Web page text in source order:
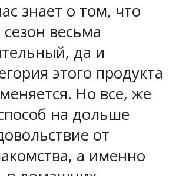
знает о том, что
весьма
да и
этого продукта
Но все, же
на дольше
от
а именно